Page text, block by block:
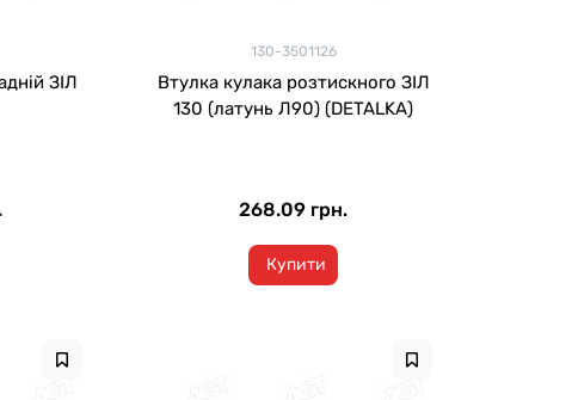
ЗІЛ
130-3501126
Втулка кулака розтискного ЗІЛ
130 (латунь Л90) (DETALKA)
268.09 грн.
Купити